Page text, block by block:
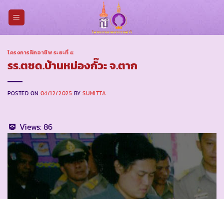
โครงการฝึกอาชีพ ระยะที่ ๕
รร.ตชด.บ้านหม่องกั๊วะ จ.ตาก
POSTED ON 04/12/2025 BYSUMITTA
Views:86